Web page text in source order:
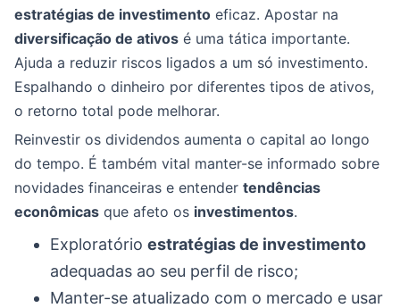
estratégias de investimento eficaz. Apostar na
diversificação de ativos é uma tática importante.
Ajuda a reduzir riscos ligados a um só investimento.
Espalhando o dinheiro por diferentes tipos de ativos,
o retorno total pode melhorar.
Reinvestir os dividendos aumenta o capital ao longo
do tempo. É também vital manter-se informado sobre
novidades financeiras e entender tendências
econômicas que afeto os investimentos.
Exploratório estratégias de investimento
adequadas ao seu perfil de risco;
Manter-se atualizado com o mercado e usar